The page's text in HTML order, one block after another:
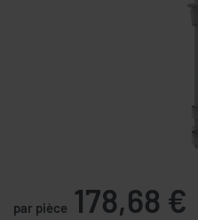
par pièce 178,68 €